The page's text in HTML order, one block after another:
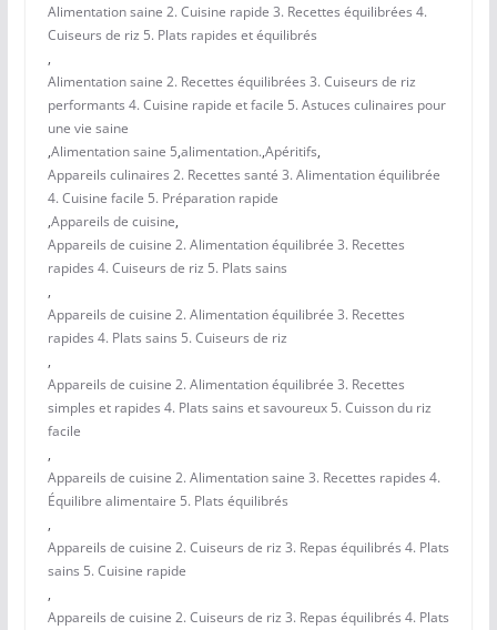
Alimentation saine 2. Cuisine rapide 3. Recettes équilibrées 4.
Cuiseurs de riz 5. Plats rapides et équilibrés
,
Alimentation saine 2. Recettes équilibrées 3. Cuiseurs de riz
performants 4. Cuisine rapide et facile 5. Astuces culinaires pour
une vie saine
,Alimentation saine 5,alimentation.,Apéritifs,
Appareils culinaires 2. Recettes santé 3. Alimentation équilibrée
4. Cuisine facile 5. Préparation rapide
,Appareils de cuisine,
Appareils de cuisine 2. Alimentation équilibrée 3. Recettes
rapides 4. Cuiseurs de riz 5. Plats sains
,
Appareils de cuisine 2. Alimentation équilibrée 3. Recettes
rapides 4. Plats sains 5. Cuiseurs de riz
,
Appareils de cuisine 2. Alimentation équilibrée 3. Recettes
simples et rapides 4. Plats sains et savoureux 5. Cuisson du riz
facile
,
Appareils de cuisine 2. Alimentation saine 3. Recettes rapides 4.
Équilibre alimentaire 5. Plats équilibrés
,
Appareils de cuisine 2. Cuiseurs de riz 3. Repas équilibrés 4. Plats
sains 5. Cuisine rapide
,
Appareils de cuisine 2. Cuiseurs de riz 3. Repas équilibrés 4. Plats